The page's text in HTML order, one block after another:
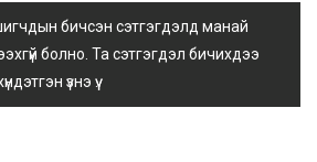
бичсэн сэтгэгдэлд манай
болно. Та сэтгэгдэл бичихдээ
үзнэ үү.